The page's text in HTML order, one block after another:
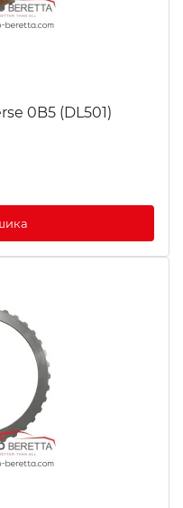
0B5 (DL501)